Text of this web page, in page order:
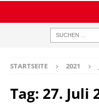
STARTSEITE 2021
Tag: 27. Juli